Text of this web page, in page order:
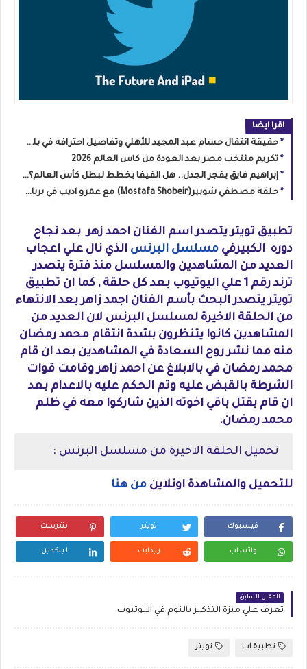
اقرا ايضا
حقيقة انتقال حسام عبد المجيد للأهلي وتفاصيل احترافه في بلغاريا: كواليس حصرية من "يحدث في مصر"
تكريم منتخب مصر بعد العودة من كاس العالم 2026
إبراهيم فايق يفجر الجدل.. هل الفيفا يخطط لبطل كأس العالم؟ ومحمد بركات يكشف سر نجاح المغرب
حلقة مصطفي شوبير(Mostafa Shobeir) مع عمرو اديب في برنامج الحكاية بعد العودة من #كاس_العالم
تطبيق تويتر يتصدر اسم الفنان احمد زهر بعد نجاح
دوره الكبيرفي مسلسل البرنس الذي نال علي اعجاب
العديد من المشاهدين والمسلسل منذ فترة يتصدر
ترند رقم 1 علي اليوتيوب بعد كل حلقة , كما ان تطبيق
تويتر يتصدر البحث بأسم الفنان اجمد زاهر بعد الانتهاء
من الحلقة الاخيرة لمسلسل البرنس لان العديد من
المشاهدين كانوا يتنظرون بشدة انتقام محمد رمضان
منه مما نشر روح السعادة في المشاهدين بعد ان قام
محمد رمضان في بالابلاغ عن احمد زاهر وقامت قوات
الشرطة بالقبض عليه وتم الحكم عليه بالاعدام بعد
ان قام بقتل باقي اخوته الذين شاركوا معه في ظلم
محمد رمضان.
تحميل الحلقة الاخيرة من مسلسل البرنس :
للتحميل والمشاهدة اونلاين من هنا
فيسبوك تويتر بنترست
واتساب ريدايت لينكدين
المقال السابق
تعرف علي ميزة التذكير بالنوم في اليوتيوب
تطبيقات تويتر